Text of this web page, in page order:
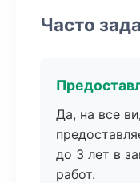
Часто
Да, на все
до 3 лет в
работ.